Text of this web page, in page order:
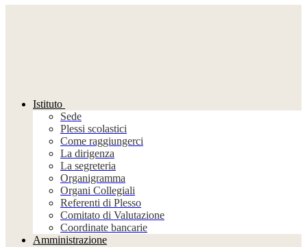
Istituto
Sede
Plessi scolastici
Come raggiungerci
La dirigenza
La segreteria
Organigramma
Organi Collegiali
Referenti di Plesso
Comitato di Valutazione
Coordinate bancarie
Amministrazione